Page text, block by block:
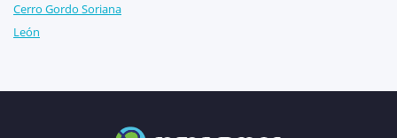
Cerro Gordo Soriana
León